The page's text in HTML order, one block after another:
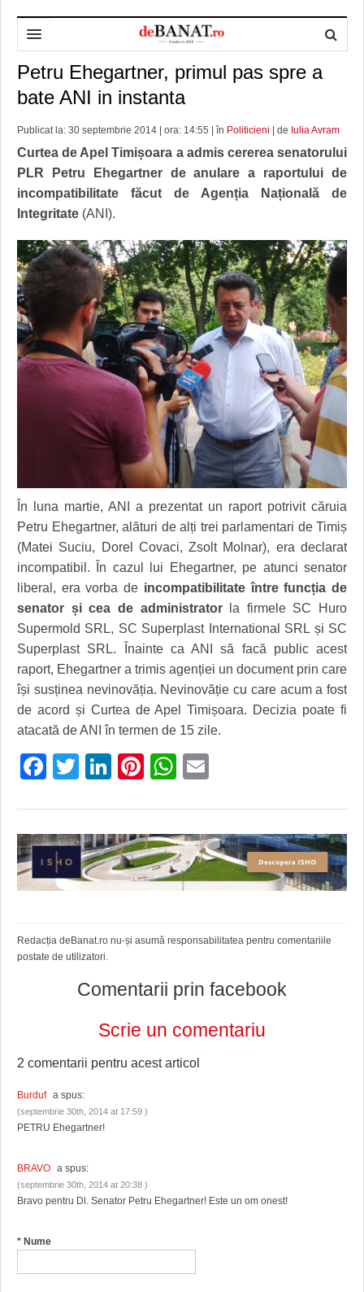
HOME
DESPRE NOI
REDACȚIA DEBANAT
POLITICA DE COOKIES
POLITICA DE CONFIDENȚIALITATE
ADMINISTRAȚIE
PRIMĂRIA TIMIŞOARA
CONSILIUL JUDEŢEAN TIMIŞ
PREFECTURA TIMIŞ
POLITICĂ
POLITICA
SPORT
POLI TIMISOARA
ALTE SPORTURI
OPINII
ETICA LUCIDITĂȚII ASISTATE
JURNAL DE CAMPANIE
ZÂMBETE AMARE
GRĂDINA TAICII DOMNULUI
ZIARISTU’ DE TERASĂ
CU OIŞTEA-N KIERKEGAARD
FINANŢĂRI DE LA A LA Z
PE SURSE
TIMP LIBER
ULTRAMARIN VA RECOMANDA
CULTURA
CRONICĂ DE FILM
UNDE MERGEM
FILME DOCUMENTARE
CLIPURI VIDEO
JOCURI ONLINE
ECONOMIC
AFACERI
SĂNĂTATE
MAI MULTE
ACCIDENTE
ANUNŢURI
INFO SI UTILE
INVATAMANT
JUSTITIE
FILME DOCUMENTARE
CLIPURI VIDEO
JOCURI ONLINE
DIVERSE
HARTA TIMIŞOAREI
LICEE, ŞCOLI ŞI GRĂDINIŢE DIN TIMIŞ
SFATUL MEDICULUI
SFATURI JURIDICE
Petru Ehegartner, primul pas spre a
bate ANI in instanta
Publicat la: 30 septembrie 2014 | ora: 14:55 | în Politicieni | de Iulia Avram
Curtea de Apel Timișoara a admis cererea senatorului
PLR Petru Ehegartner de anulare a raportului de
incompatibilitate făcut de Agenția Națională de
Integritate (ANI).
În luna martie, ANI a prezentat un raport potrivit căruia
Petru Ehegartner, alături de alți trei parlamentari de Timiș
(Matei Suciu, Dorel Covaci, Zsolt Molnar), era declarat
incompatibil. În cazul lui Ehegartner, pe atunci senator
liberal, era vorba de incompatibilitate între funcția de
senator și cea de administratorla firmele SC Huro
Supermold SRL, SC Superplast International SRL și SC
Superplast SRL. Înainte ca ANI să facă public acest
raport, Ehegartner a trimis agenției un document prin care
își susținea nevinovăția. Nevinovăție cu care acum a fost
de acord și Curtea de Apel Timișoara. Decizia poate fi
atacată de ANI în termen de 15 zile.
Facebook
Twitter
LinkedIn
Pinterest
WhatsApp
Redacția deBanat.ro nu-și asumă responsabilitatea pentru comentariile
postate de utilizatori.
Comentarii prin facebook
Scrie un comentariu
2 comentarii pentru acest articol
Burduf a spus:
(septembrie 30th, 2014 at 17:59 )
PETRU Ehegartner!
BRAVO a spus:
(septembrie 30th, 2014 at 20:38 )
Bravo pentru Dl. Senator Petru Ehegartner! Este un om onest!
* Nume